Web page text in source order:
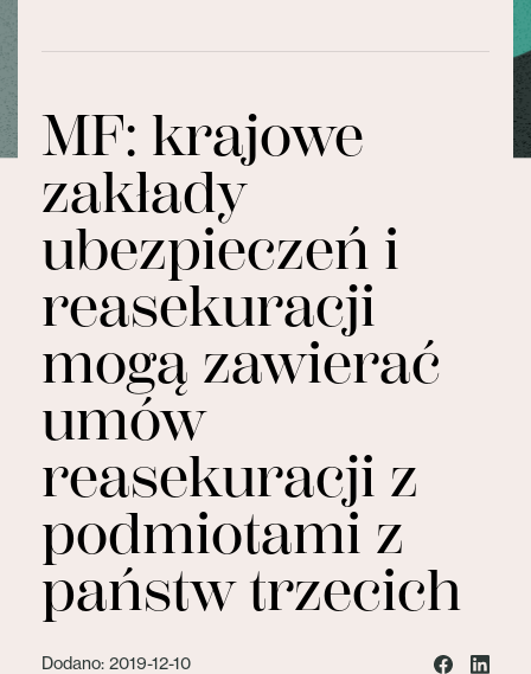
MF: krajowe
zakłady
ubezpieczeń i
reasekuracji
mogą zawierać
umów
reasekuracji z
podmiotami z
państw trzecich
Dodano: 2019-12-10